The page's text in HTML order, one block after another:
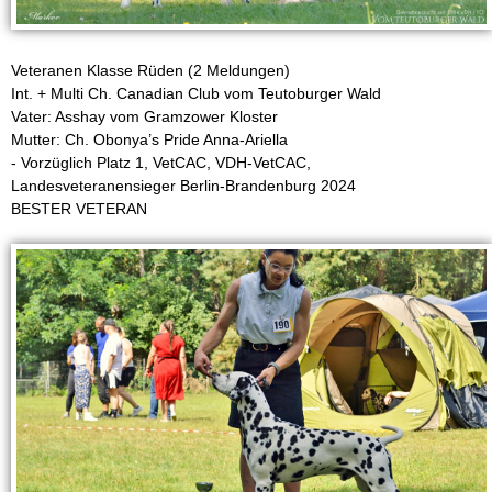
a
t
i
n
e
r
w
e
l
p
e
Veteranen Klasse Rüden (2 Meldungen)
Int. + Multi Ch. Canadian Club vom Teutoburger Wald
Vater: Asshay vom Gramzower Kloster
Mutter: Ch. Obonya’s Pride Anna-Ariella
- Vorzüglich Platz 1, VetCAC, VDH-VetCAC,
Landesveteranensieger Berlin-Brandenburg 2024
BESTER VETERAN